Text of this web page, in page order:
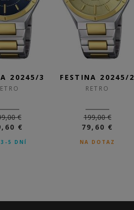
20245/3
€
€
3-5 DNÍ
FESTINA 20245/2
RETRO
199,00 €
79,60 €
NA DOTAZ